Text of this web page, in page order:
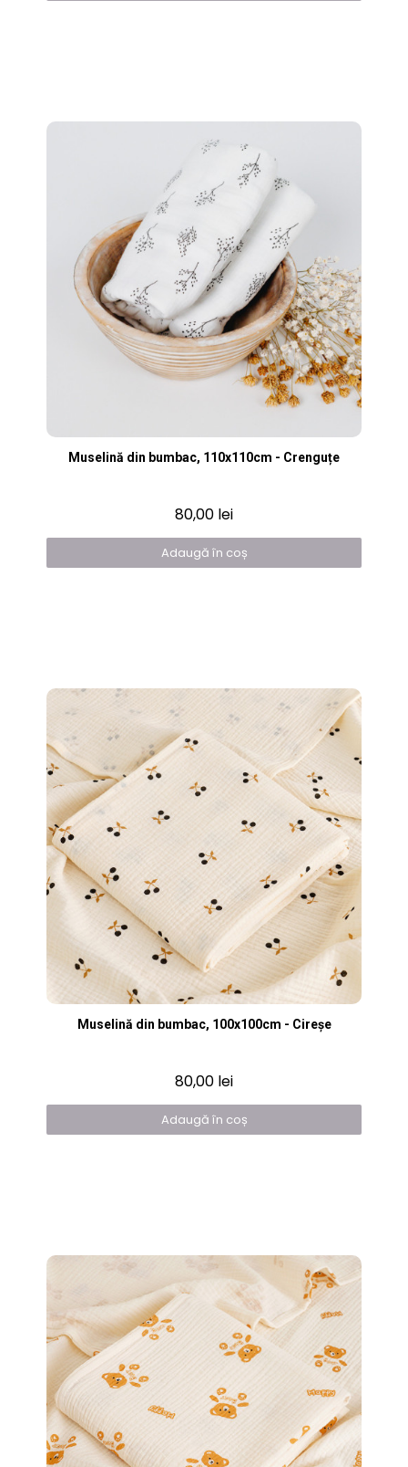
Vizualizare rapidă
Muselină din bumbac, 110x110cm - Crenguțe
80,00 lei
Adaugă în coș
Vizualizare rapidă
Muselină din bumbac, 100x100cm - Cireșe
80,00 lei
Adaugă în coș